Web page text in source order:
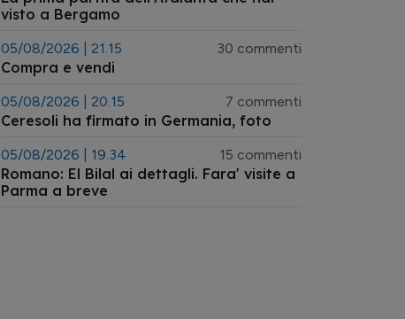
visto a Bergamo
05/08/2026 | 21.15 30 commenti
Compra e vendi
05/08/2026 | 20.15 7 commenti
Ceresoli ha firmato in Germania, foto
05/08/2026 | 19.34 15 commenti
Romano: El Bilal ai dettagli. Fara' visite a
Parma a breve